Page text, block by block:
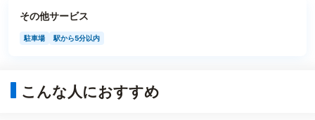
その他サービス
駐車場 駅から5分以内
こんな人におすすめ